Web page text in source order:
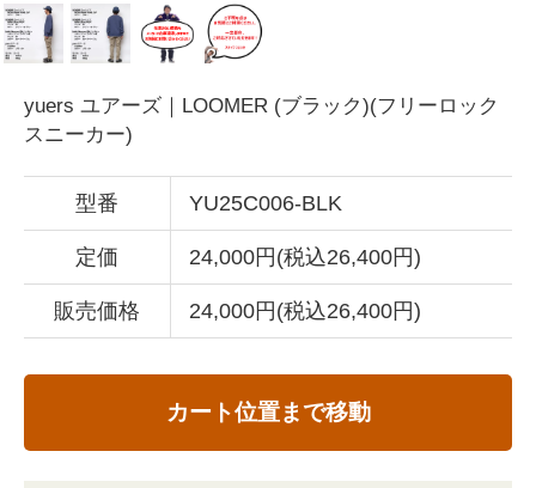
yuers ユアーズ｜LOOMER (ブラック)(フリーロック
スニーカー)
型番 YU25C006-BLK
定価 24,000円(税込26,400円)
販売価格 24,000円(税込26,400円)
カート位置まで移動